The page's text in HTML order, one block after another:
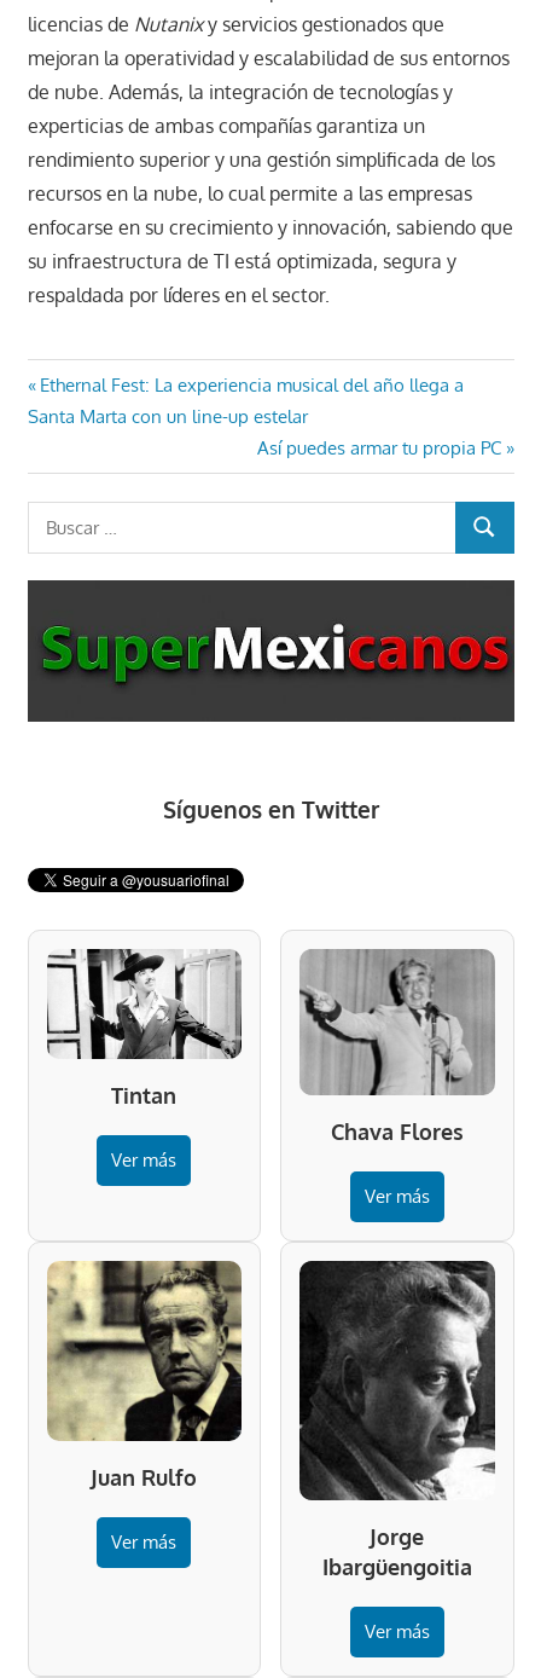
licencias de Nutanixy servicios gestionados que
mejoran la operatividad y escalabilidad de sus entornos
de nube. Además, la integración de tecnologías y
experticias de ambas compañías garantiza un
rendimiento superior y una gestión simplificada de los
recursos en la nube, lo cual permite a las empresas
enfocarse en su crecimiento y innovación, sabiendo que
su infraestructura de TI está optimizada, segura y
respaldada por líderes en el sector.
Navegación
entradas
Entrada
anterior:
Ethernal Fest: La experiencia musical del año llega a
Santa Marta con un line-up estelar
Entrada
siguiente:
Así puedes armar tu propia PC
BUSCAR
Síguenos en Twitter
Tintan
Ver más
Chava Flores
Ver más
Juan Rulfo
Ver más
Jorge
Ibargüengoitia
Ver más